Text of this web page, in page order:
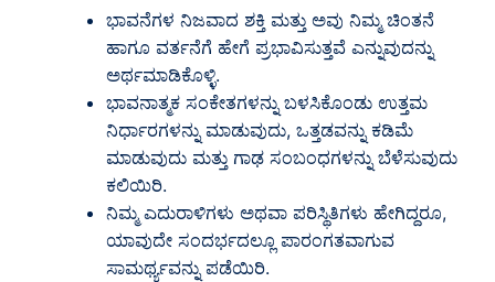
ಭಾವನೆಗಳ ನಿಜವಾದ ಶಕ್ತಿ ಮತ್ತು ಅವು ನಿಮ್ಮ ಚಿಂತನೆ
ಹಾಗೂ ವರ್ತನೆಗೆ ಹೇಗೆ ಪ್ರಭಾವಿಸುತ್ತವೆ ಎನ್ನುವುದನ್ನು
ಅರ್ಥಮಾಡಿಕೊಳ್ಳಿ.
ಭಾವನಾತ್ಮಕ ಸಂಕೇತಗಳನ್ನು ಬಳಸಿಕೊಂಡು ಉತ್ತಮ
ನಿರ್ಧಾರಗಳನ್ನು ಮಾಡುವುದು, ಒತ್ತಡವನ್ನು ಕಡಿಮೆ
ಮಾಡುವುದು ಮತ್ತು ಗಾಢ ಸಂಬಂಧಗಳನ್ನು ಬೆಳೆಸುವುದು
ಕಲಿಯಿರಿ.
ನಿಮ್ಮ ಎದುರಾಳಿಗಳು ಅಥವಾ ಪರಿಸ್ಥಿತಿಗಳು ಹೇಗಿದ್ದರೂ,
ಯಾವುದೇ ಸಂದರ್ಭದಲ್ಲೂ ಪಾರಂಗತವಾಗುವ
ಸಾಮರ್ಥ್ಯವನ್ನು ಪಡೆಯಿರಿ.